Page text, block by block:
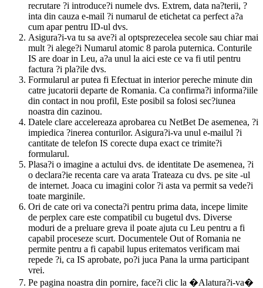
recrutare ?i introduce?i numele dvs. Extrem, data na?terii, ?
inta din cauza e-mail ?i numarul de etichetat ca perfect a?a
cum apar pentru ID-ul dvs.
Asigura?i-va tu sa ave?i al optsprezecelea secole sau chiar mai
mult ?i alege?i Numarul atomic 8 parola puternica. Conturile
IS are doar in Leu, a?a unul la aici este ce va fi util pentru
factura ?i pla?ile dvs.
Formularul ar putea fi Efectuat in interior pereche minute din
catre jucatorii departe de Romania. Ca confirma?i informa?iile
din contact in nou profil, Este posibil sa folosi sec?iunea
noastra din cazinou.
Datele clare accelereaza aprobarea cu NetBet De asemenea, ?i
impiedica ?inerea conturilor. Asigura?i-va unul e-mailul ?i
cantitate de telefon IS corecte dupa exact ce trimite?i
formularul.
Plasa?i o imagine a actului dvs. de identitate De asemenea, ?i
o declara?ie recenta care va arata Trateaza cu dvs. pe site -ul
de internet. Joaca cu imagini color ?i asta va permit sa vede?i
toate marginile.
Ori de cate ori va conecta?i pentru prima data, incepe limite
de perplex care este compatibil cu bugetul dvs. Diverse
moduri de a preluare greva il poate ajuta cu Leu pentru a fi
capabil proceseze scurt. Documentele Out of Romania ne
permite pentru a fi capabil lupus eritematos verificam mai
repede ?i, ca IS aprobate, po?i juca Pana la urma participant
vrei.
Pe pagina noastra din pornire, face?i clic la �Alatura?i-va�